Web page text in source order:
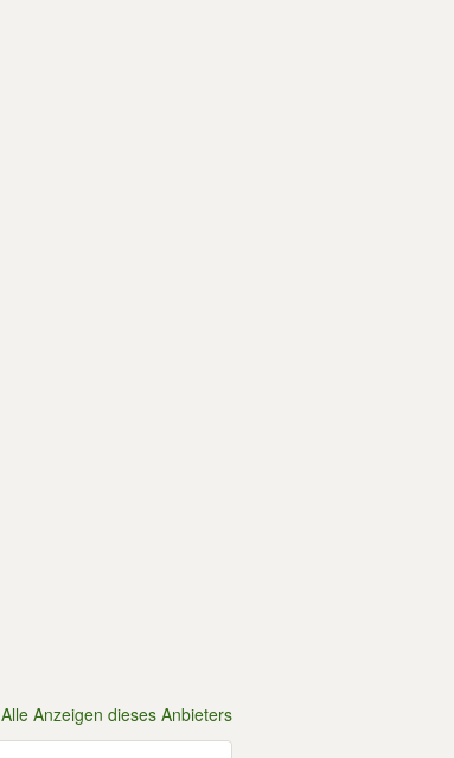
Alle Anzeigen dieses Anbieters